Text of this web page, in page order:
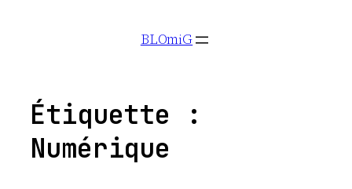
BLOmiG
Étiquette :
Numérique